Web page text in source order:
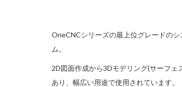
OneCNCシリーズの最上位グレードの
ム。
2D図面作成から3Dモデリング(サーフ
あり、幅広い用途で使用されています。